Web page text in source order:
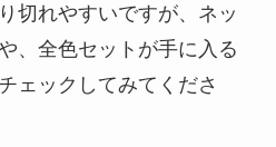
切れやすいですが、ネッ
、全色セットが手に入る
ェックしてみてくださ